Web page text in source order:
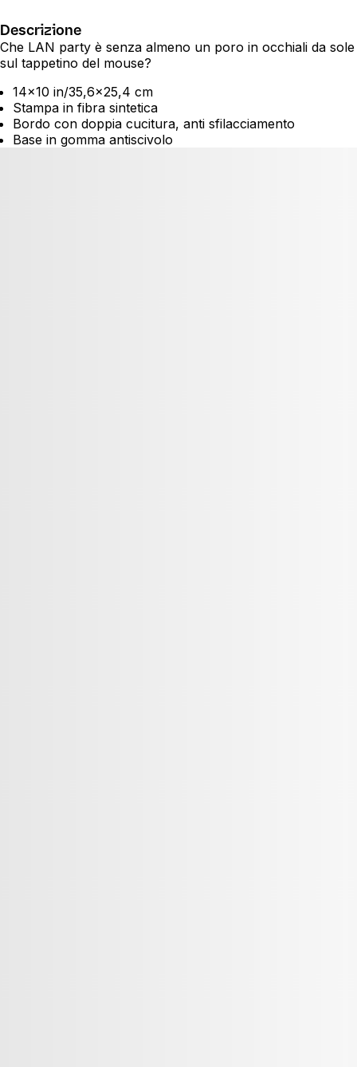
Descrizione
Che LAN party è senza almeno un poro in occhiali da sole
sul tappetino del mouse?
14x10 in/35,6x25,4 cm
Stampa in fibra sintetica
Bordo con doppia cucitura, anti sfilacciamento
Base in gomma antiscivolo